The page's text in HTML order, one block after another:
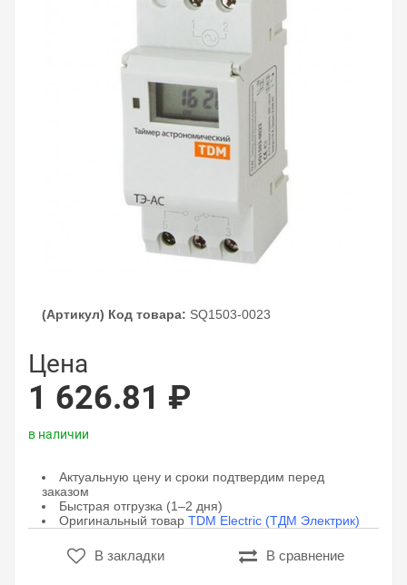
(Артикул) Код товара: SQ1503-0023
Цена
1 626.81 ₽
в наличии
Актуальную цену и сроки подтвердим перед
заказом
Быстрая отгрузка (1–2 дня)
Оригинальный товар TDM Electric (ТДМ Электрик)
В закладки В сравнение